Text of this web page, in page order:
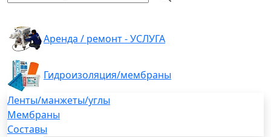
Аренда / ремонт - УСЛУГА
Гидроизоляция/мембраны
Ленты/манжеты/углы
Мембраны
Составы